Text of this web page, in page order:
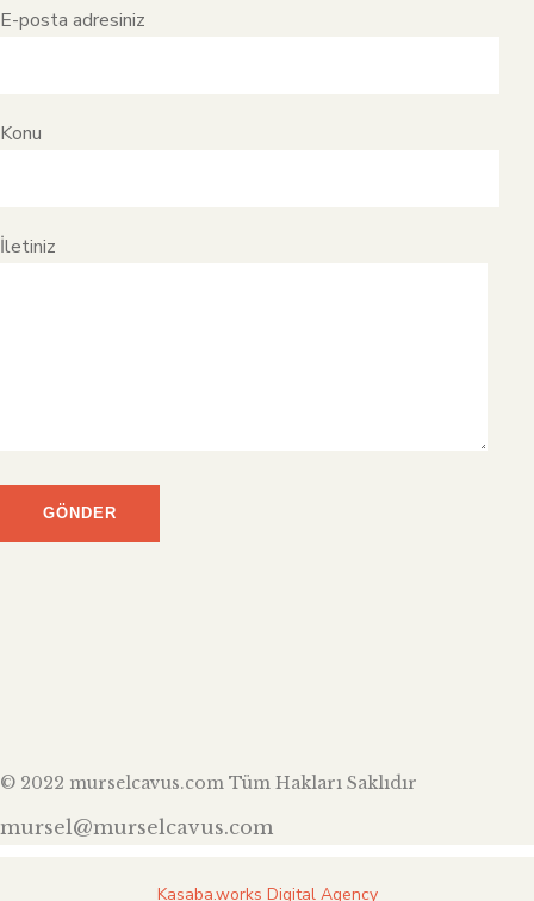
E-posta adresiniz
Konu
İletiniz
© 2022 murselcavus.com Tüm Hakları Saklıdır
mursel@murselcavus.com
Kasaba.works Digital Agency